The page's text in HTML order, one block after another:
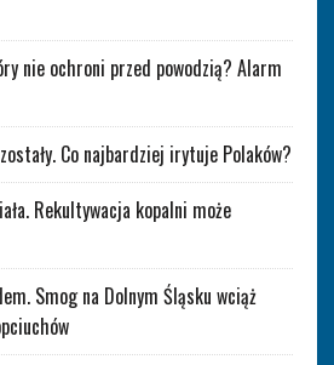
nie ochroni przed powodzią? Alarm
Co najbardziej irytuje Polaków?
Rekultywacja kopalni może
Smog na Dolnym Śląsku wciąż